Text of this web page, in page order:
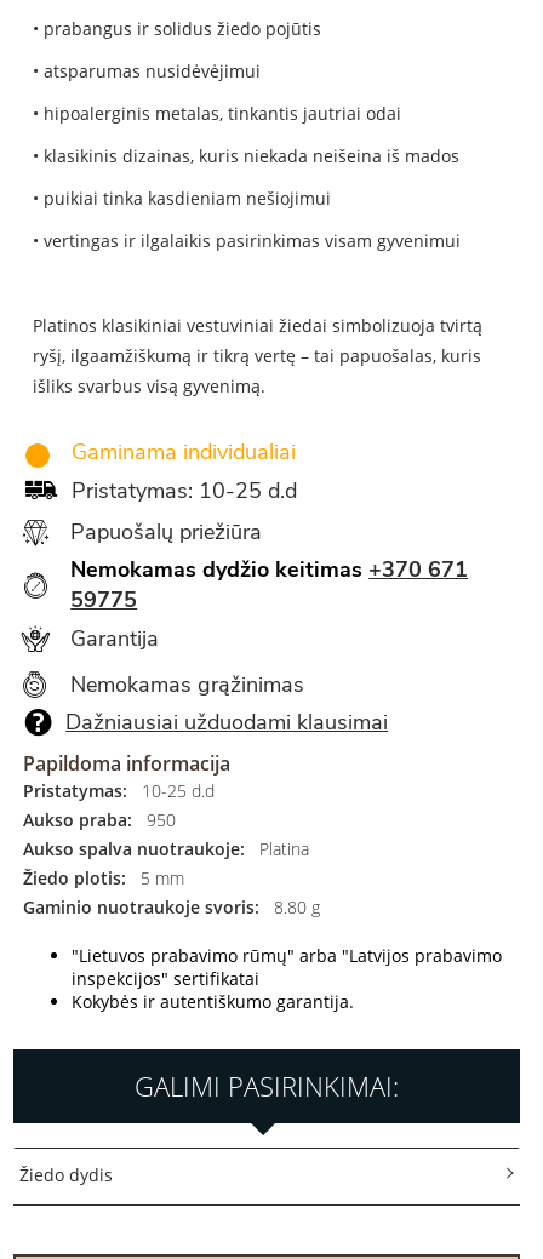
• prabangus ir solidus žiedo pojūtis
• atsparumas nusidėvėjimui
• hipoalerginis metalas, tinkantis jautriai odai
• klasikinis dizainas, kuris niekada neišeina iš mados
• puikiai tinka kasdieniam nešiojimui
• vertingas ir ilgalaikis pasirinkimas visam gyvenimui
Platinos klasikiniai vestuviniai žiedai simbolizuoja tvirtą
ryšį, ilgaamžiškumą ir tikrą vertę – tai papuošalas, kuris
išliks svarbus visą gyvenimą.
Gaminama individualiai
Pristatymas: 10-25 d.d
Papuošalų priežiūra
Nemokamas dydžio keitimas +370 671
59775
Garantija
Nemokamas grąžinimas
Dažniausiai užduodami klausimai
Papildoma informacija
Pristatymas:
10-25 d.d
Aukso praba:
950
Aukso spalva nuotraukoje:
Platina
Žiedo plotis:
5 mm
Gaminio nuotraukoje svoris:
8.80 g
"Lietuvos prabavimo rūmų" arba "Latvijos prabavimo
inspekcijos" sertifikatai
Kokybės ir autentiškumo garantija.
GALIMI PASIRINKIMAI:
Žiedo dydis